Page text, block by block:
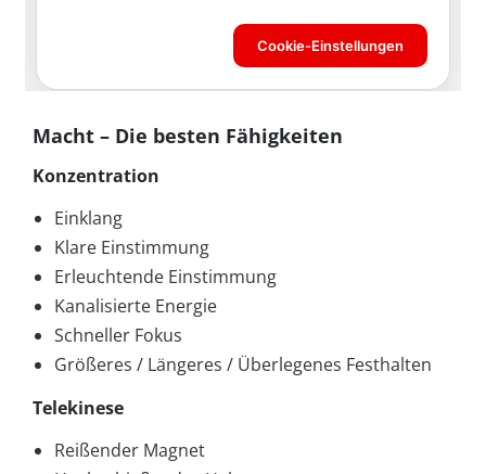
Macht – Die besten Fähigkeiten
Konzentration
Einklang
Klare Einstimmung
Erleuchtende Einstimmung
Kanalisierte Energie
Schneller Fokus
Größeres / Längeres / Überlegenes Festhalten
Telekinese
Reißender Magnet